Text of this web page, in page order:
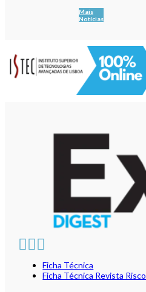
Mais
Notícias
Ficha Técnica
Ficha Técnica Revista Risco